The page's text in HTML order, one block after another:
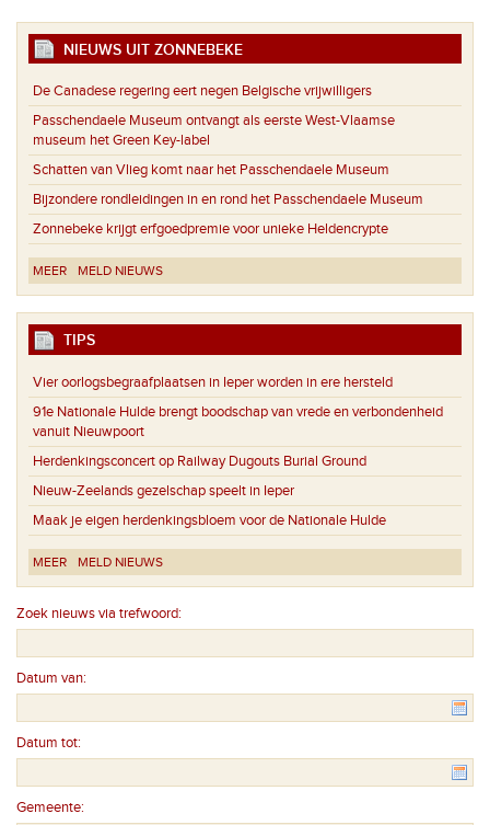
NIEUWS UIT ZONNEBEKE
De Canadese regering eert negen Belgische vrijwilligers
Passchendaele Museum ontvangt als eerste West-Vlaamse
museum het Green Key-label
Schatten van Vlieg komt naar het Passchendaele Museum
Bijzondere rondleidingen in en rond het Passchendaele Museum
Zonnebeke krijgt erfgoedpremie voor unieke Heldencrypte
MEER MELD NIEUWS
TIPS
Vier oorlogsbegraafplaatsen in Ieper worden in ere hersteld
91e Nationale Hulde brengt boodschap van vrede en verbondenheid
vanuit Nieuwpoort
Herdenkingsconcert op Railway Dugouts Burial Ground
Nieuw-Zeelands gezelschap speelt in Ieper
Maak je eigen herdenkingsbloem voor de Nationale Hulde
MEER MELD NIEUWS
Zoek nieuws via trefwoord:
Datum van:
Datum tot:
Gemeente: